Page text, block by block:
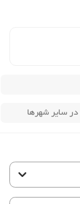
در سایر شهرها